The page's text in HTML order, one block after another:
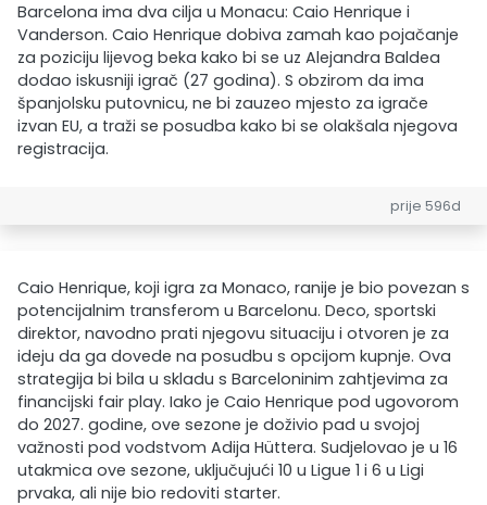
Barcelona ima dva cilja u Monacu: Caio Henrique i
Vanderson. Caio Henrique dobiva zamah kao pojačanje
za poziciju lijevog beka kako bi se uz Alejandra Baldea
dodao iskusniji igrač (27 godina). S obzirom da ima
španjolsku putovnicu, ne bi zauzeo mjesto za igrače
izvan EU, a traži se posudba kako bi se olakšala njegova
registracija.
prije 596d
Caio Henrique, koji igra za Monaco, ranije je bio povezan s
potencijalnim transferom u Barcelonu. Deco, sportski
direktor, navodno prati njegovu situaciju i otvoren je za
ideju da ga dovede na posudbu s opcijom kupnje. Ova
strategija bi bila u skladu s Barceloninim zahtjevima za
financijski fair play. Iako je Caio Henrique pod ugovorom
do 2027. godine, ove sezone je doživio pad u svojoj
važnosti pod vodstvom Adija Hüttera. Sudjelovao je u 16
utakmica ove sezone, uključujući 10 u Ligue 1 i 6 u Ligi
prvaka, ali nije bio redoviti starter.